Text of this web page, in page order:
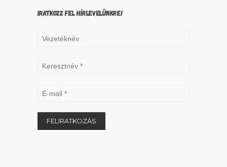
IRATKOZZ FEL HÍRLEVELÜNKRE!